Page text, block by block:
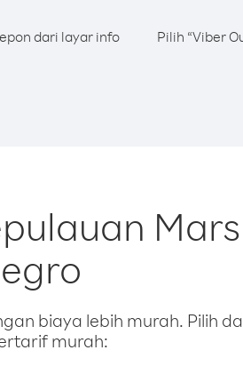
dari layar info
Pilih “Viber
biaya lebih murah. Pilih
murah: